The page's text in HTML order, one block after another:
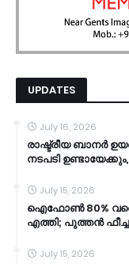
UPDATES
July 16, 2026
രാഷ്ട്രീയ ബാനർ
നടപടി
July 15, 2026
ഐഫോൺ 80% വരെ
എത്തി; പുത്തൻ
July 15, 2026